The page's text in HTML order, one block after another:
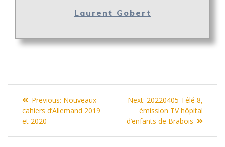
Laurent Gobert
Navigation
de
l’article
Previous: Previous
post:
Nouveaux
cahiers d’Allemand 2019
et 2020
Next: Next
post:
20220405 Télé 8,
émission TV hôpital
d’enfants de Brabois